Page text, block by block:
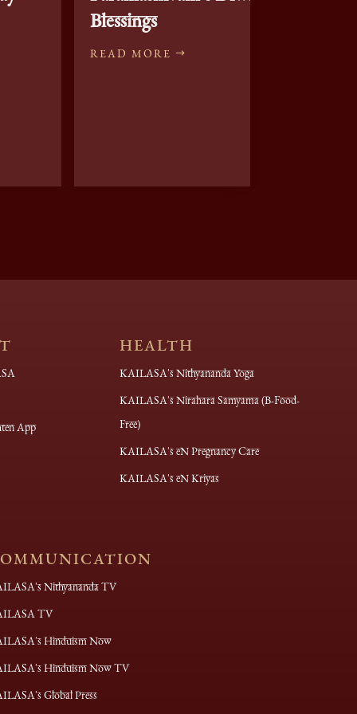
Blessings
READ MORE
App
HEALTH
KAILASA's Nithyananda Yoga
KAILASA's Nirahara Samyama (B-Food-
Free)
KAILASA's eN Pregnancy Care
KAILASA's eN Kriyas
Nithyananda TV
TV
Hinduism Now
Hinduism Now TV
Global Press